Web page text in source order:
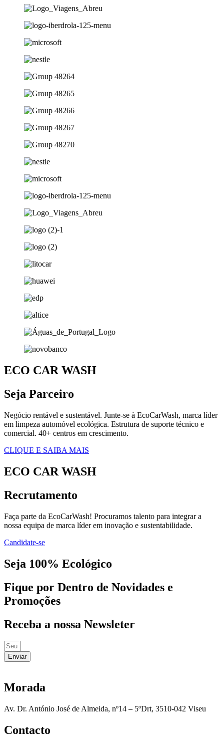
ECO CAR WASH
Seja Parceiro
Negócio rentável e sustentável. Junte-se à EcoCarWash, marca líder
em limpeza automóvel ecológica. Estrutura de suporte técnico e
comercial. 40+ centros em crescimento.
CLIQUE E SAIBA MAIS
ECO CAR WASH
Recrutamento
Faça parte da EcoCarWash! Procuramos talento para integrar a
nossa equipa de marca líder em inovação e sustentabilidade.
Candidate-se
Seja 100% Ecológico
Fique por Dentro de Novidades e
Promoções
Receba a nossa Newsleter
Enviar
Morada
Av. Dr. António José de Almeida, nº14 – 5ºDrt, 3510-042 Viseu
Contacto